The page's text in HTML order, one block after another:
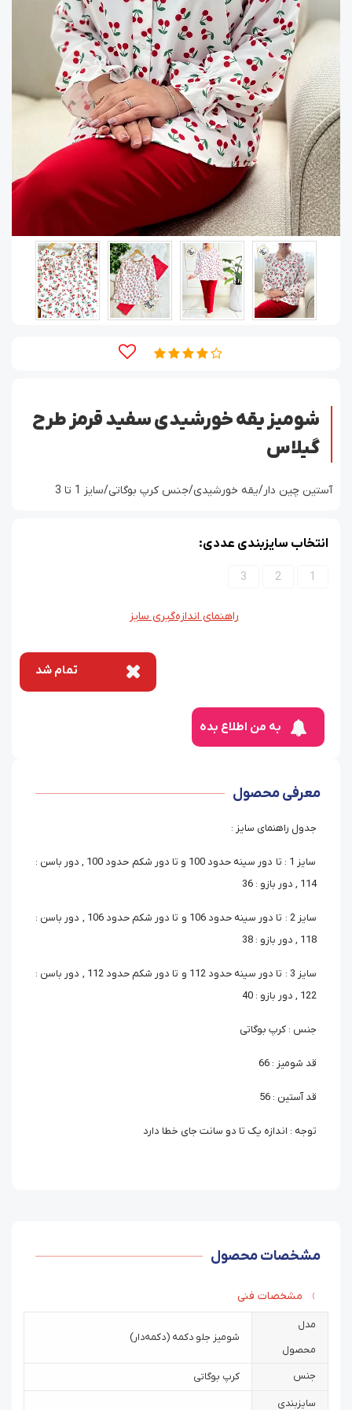
شومیز یقه خورشیدی سفید قرمز طرح
گیلاس
آستین چین دار/یقه خورشیدی/جنس کرپ بوگاتی/سایز 1 تا 3
انتخاب سایزبندی عددی:
1
2
3
راهنمای اندازه‌گیری سایز
تمام شد
به من اطلاع بده
معرفی محصول
جدول راهنمای سایز :
سایز 1 : تا دور سینه حدود 100 و تا دور شکم حدود 100 , دور باسن :
114 , دور بازو : 36
سایز 2 : تا دور سینه حدود 106 و تا دور شکم حدود 106 , دور باسن :
118 , دور بازو : 38
سایز 3 : تا دور سینه حدود 112 و تا دور شکم حدود 112 , دور باسن :
122 , دور بازو : 40
جنس : کرپ بوگاتی
قد شومیز : 66
قد آستین : 56
توجه : اندازه یک تا دو سانت جای خطا دارد
مشخصات محصول
مشخصات فنی
مدل
محصول
شومیز جلو دکمه (دکمه‌دار)
جنس کرپ بوگاتی
سایزبندی